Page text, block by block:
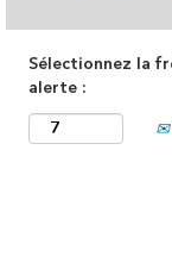
Sélectionnez la
alerte :